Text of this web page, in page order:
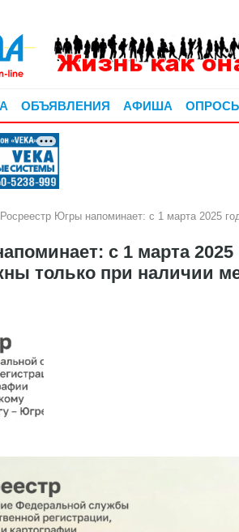
ОБЪЯВЛЕНИЯ АФИША
Росреестр Югры напоминает: с 1 марта 2025
с 1 марта
только при наличии